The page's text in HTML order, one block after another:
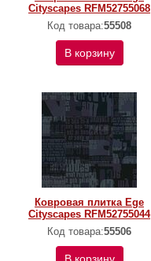
Cityscapes RFM52755068
Код товара:55508
В корзину
Ковровая плитка Ege
Cityscapes RFM52755044
Код товара:55506